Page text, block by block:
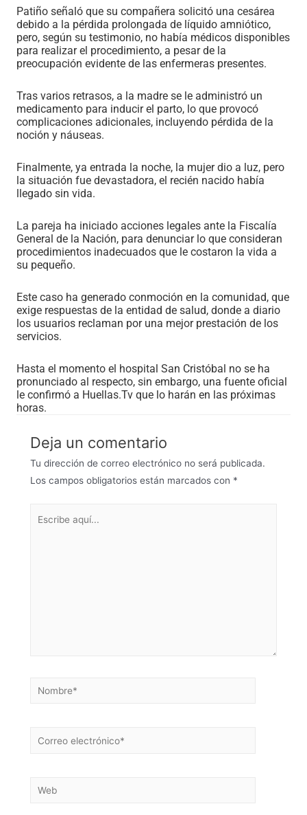
Patiño señaló que su compañera solicitó una cesárea
debido a la pérdida prolongada de líquido amniótico,
pero, según su testimonio, no había médicos disponibles
para realizar el procedimiento, a pesar de la
preocupación evidente de las enfermeras presentes.
Tras varios retrasos, a la madre se le administró un
medicamento para inducir el parto, lo que provocó
complicaciones adicionales, incluyendo pérdida de la
noción y náuseas.
Finalmente, ya entrada la noche, la mujer dio a luz, pero
la situación fue devastadora, el recién nacido había
llegado sin vida.
La pareja ha iniciado acciones legales ante la Fiscalía
General de la Nación, para denunciar lo que consideran
procedimientos inadecuados que le costaron la vida a
su pequeño.
Este caso ha generado conmoción en la comunidad, que
exige respuestas de la entidad de salud, donde a diario
los usuarios reclaman por una mejor prestación de los
servicios.
Hasta el momento el hospital San Cristóbal no se ha
pronunciado al respecto, sin embargo, una fuente oficial
le confirmó a Huellas.Tv que lo harán en las próximas
horas.
Deja un comentario
Tu dirección de correo electrónico no será publicada.
Los campos obligatorios están marcados con *